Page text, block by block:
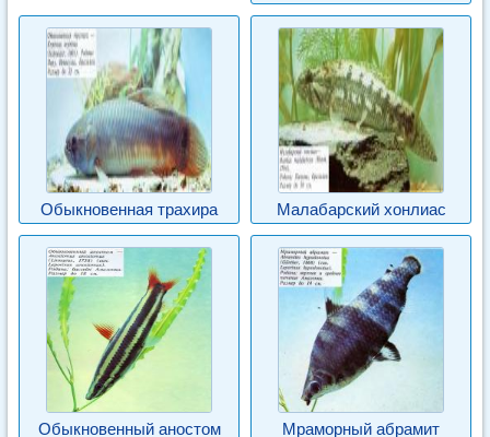
Обыкновенная трахира Малабарский хонлиас
Обыкновенный аностом Мраморный абрамит